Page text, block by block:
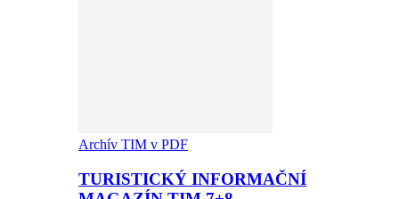
Archív TIM v PDF
TURISTICKÝ INFORMAČNÍ